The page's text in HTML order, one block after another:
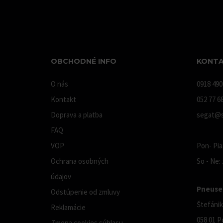
OBCHODNÉ INFO
O nás
Kontakt
Doprava a platba
FAQ
VOP
Ochrana osobných
údajov
Odstúpenie od zmluvy
Reklamácie
0918
052 77
Pon-
So -
058 01